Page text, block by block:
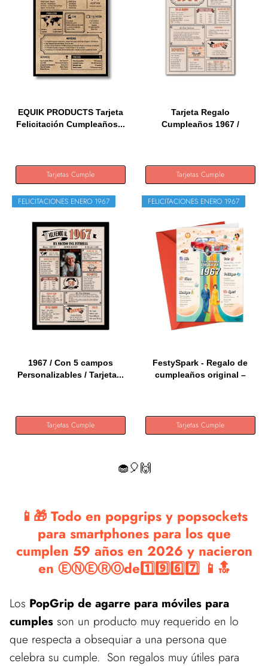
EQUIK PRODUCTS Tarjeta
Felicitación Cumpleaños...
Tarjetas Cumple
Tarjeta Regalo
Cumpleaños 1967 /
Tarjetas Cumple
FELICITACIONES ENERO 1967
1967 / Con 5 campos
Personalizables / Tarjeta...
Tarjetas Cumple
FELICITACIONES ENERO 1967
FestySpark - Regalo de
cumpleaños original –
Tarjetas Cumple
🧁🎈🙌
📱🎁 Todo en popgrips y popsockets
para smartphones para los que
cumplen 59 años en 2026 y nacieron
en ⒺⓃⒺⓇⓄde1️⃣9️⃣6️⃣7️⃣ 📱🔝
Los PopGrip de agarre para móviles para
cumples son un producto muy requerido en lo
que respecta a obsequiar a una persona que
celebra su cumple. Son regalos muy útiles para